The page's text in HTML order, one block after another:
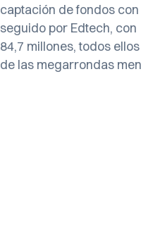
captación de fondos
seguido por Edtech, con
84,7 millones, todos
de las megarrondas